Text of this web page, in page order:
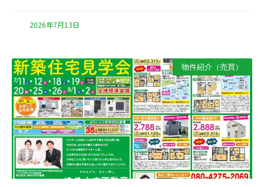
2026年7月13日
物件紹介（売買）